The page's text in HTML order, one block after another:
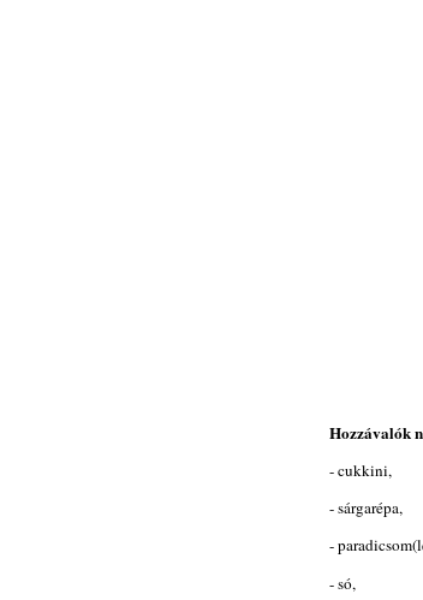
Hozzávalók
- cukkini,
- sárgarépa,
-
- só,